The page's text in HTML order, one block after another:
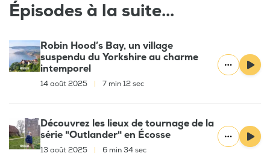
Épisodes à la suite...
Robin Hood’s Bay, un village
suspendu du Yorkshire au charme
intemporel
14 août 2025 7 min 12 sec
Découvrez les lieux de tournage de la
série "Outlander" en Écosse
13 août 2025 6 min 34 sec